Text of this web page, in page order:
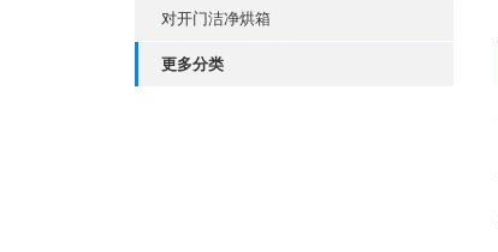
对开门洁净烘箱
更多分类